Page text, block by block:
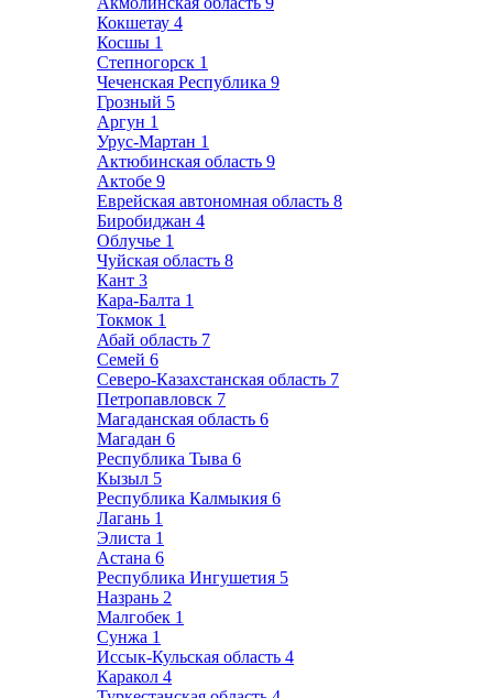
Кокшетау 4
Косшы 1
Степногорск 1
Чеченская Республика 9
Грозный 5
Аргун 1
Урус-Мартан 1
Актюбинская область 9
Актобе 9
Еврейская автономная область 8
Биробиджан 4
Облучье 1
Чуйская область 8
Кант 3
Кара-Балта 1
Токмок 1
Абай область 7
Семей 6
Северо-Казахстанская область 7
Петропавловск 7
Магаданская область 6
Магадан 6
Республика Тыва 6
Кызыл 5
Республика Калмыкия 6
Лагань 1
Элиста 1
Астана 6
Республика Ингушетия 5
Назрань 2
Малгобек 1
Сунжа 1
Иссык-Кульская область 4
Каракол 4